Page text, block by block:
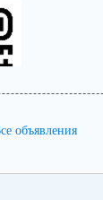
объявления